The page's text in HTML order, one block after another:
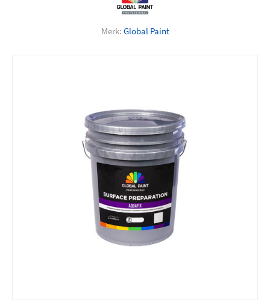
Merk: Global Paint